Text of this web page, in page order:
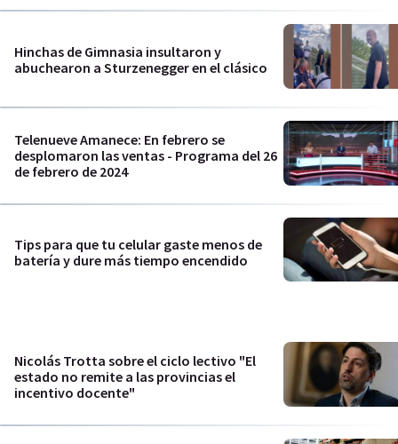
Hinchas de Gimnasia insultaron y
abuchearon a Sturzenegger en el clásico
Telenueve Amanece: En febrero se
desplomaron las ventas - Programa del 26
de febrero de 2024
Tips para que tu celular gaste menos de
batería y dure más tiempo encendido
Nicolás Trotta sobre el ciclo lectivo "El
estado no remite a las provincias el
incentivo docente"